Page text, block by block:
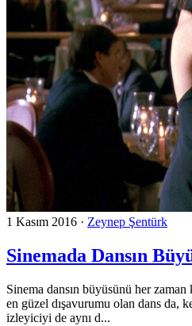
1 Kasım 2016 · Zeynep Şentürk
Sinemada Dansın
Sinema dansın büyüsünü her
en güzel dışavurumu olan dans da,
izleyiciyi de aynı d...